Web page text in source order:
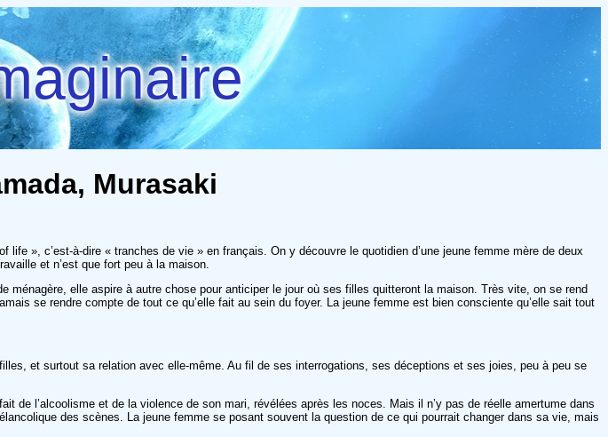
Murasaki
», c’est-à-dire « tranches de vie » en français. On y découvre le quotidien d’une jeune femme mère de deux
et n’est que fort peu à la maison.
elle aspire à autre chose pour anticiper le jour où ses filles quitteront la maison. Très vite, on se rend
se rendre compte de tout ce qu’elle fait au sein du foyer. La jeune femme est bien consciente qu’elle sait tout
et surtout sa relation avec elle-même. Au fil de ses interrogations, ses déceptions et ses joies, peu à peu se
de l’alcoolisme et de la violence de son mari, révélées après les noces. Mais il n’y pas de réelle amertume dans
des scènes. La jeune femme se posant souvent la question de ce qui pourrait changer dans sa vie, mais